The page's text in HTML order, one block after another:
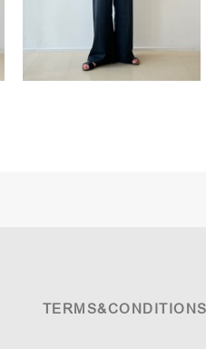
TERMS&CONDITIONS